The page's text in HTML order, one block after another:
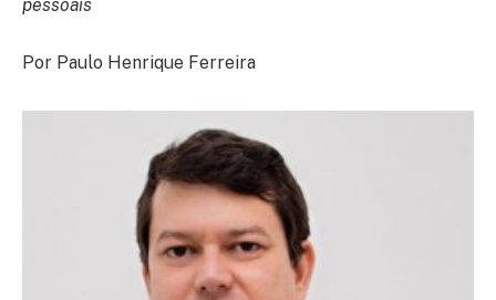
pessoais
Por Paulo Henrique Ferreira